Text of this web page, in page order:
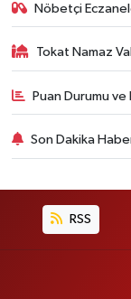
Nöbetçi
Tokat Namaz
Puan Durumu ve
Son Dakika
RSS